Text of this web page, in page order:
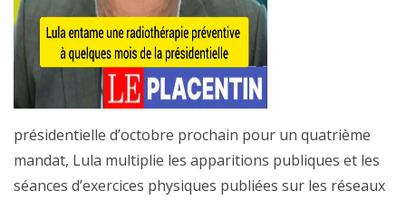
présidentielle d’octobre prochain pour un quatrième
mandat, Lula multiplie les apparitions publiques et les
séances d’exercices physiques publiées sur les réseaux